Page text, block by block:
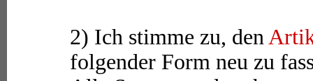
2) Ich stimme zu, den
folgender Form neu zu